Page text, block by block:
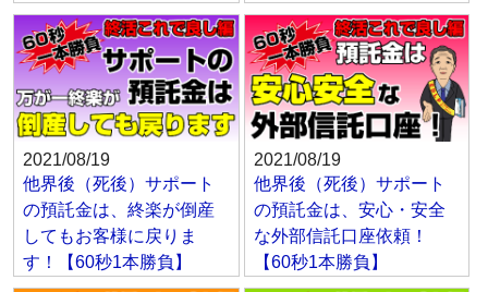
2021/08/19
他界後（死後）サポート
の預託金は、終楽が倒産
してもお客様に戻りま
す！【60秒1本勝負】
2021/08/19
他界後（死後）サポート
の預託金は、安心・安全
な外部信託口座依頼！
【60秒1本勝負】